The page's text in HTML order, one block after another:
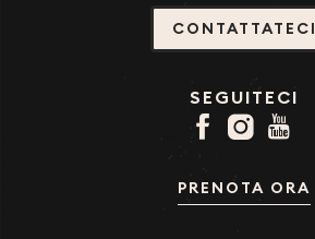
CONTATTATECI
SEGUITECI
PRENOTA ORA